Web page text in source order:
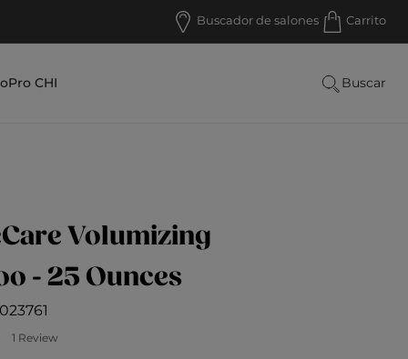
Buscador de salones Carrito
Pro CHI Buscar
Volumizing
- 25 Ounces
clientes: 5 sobre 5
1 Review